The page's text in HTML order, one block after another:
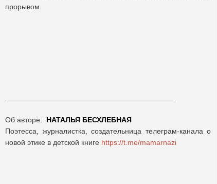
прорывом.
Об авторе:
НАТАЛЬЯ БЕСХЛЕБНАЯ
Поэтесса, журналистка, создательница телеграм-канала о
новой этике в детской книге https://t.me/mamarnazi